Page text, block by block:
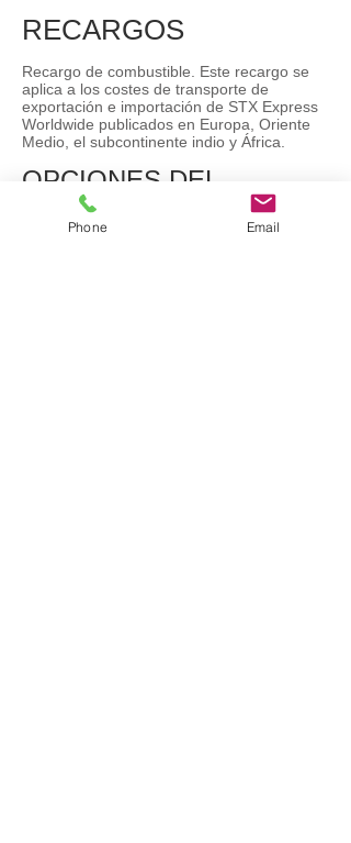
RECARGOS
Recargo de combustible. Este recargo se
aplica a los costes de transporte de
exportación e importación de STX Express
Worldwide publicados en Europa, Oriente
Medio, el subcontinente indio y África.
OPCIONES DEL
SERVICIO
Phone Email